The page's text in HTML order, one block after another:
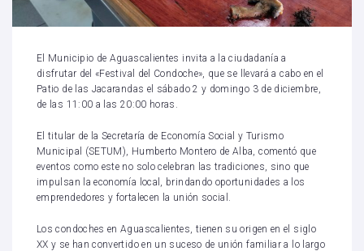
El Municipio de Aguascalientes invita a la ciudadanía a
disfrutar del «Festival del Condoche», que se llevará a cabo en el
Patio de las Jacarandas el sábado 2 y domingo 3 de diciembre,
de las 11:00 a las 20:00 horas.
El titular de la Secretaría de Economía Social y Turismo
Municipal (SETUM), Humberto Montero de Alba, comentó que
eventos como este no solo celebran las tradiciones, sino que
impulsan la economía local, brindando oportunidades a los
emprendedores y fortalecen la unión social.
Los condoches en Aguascalientes, tienen su origen en el siglo
XX y se han convertido en un suceso de unión familiar a lo largo